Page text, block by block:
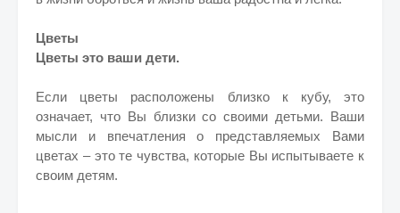
Цветы
Цветы это ваши дети.
Если цветы расположены близко к кубу, это
означает, что Вы близки со своими детьми. Ваши
мысли и впечатления о представляемых Вами
цветах – это те чувства, которые Вы испытываете к
своим детям.